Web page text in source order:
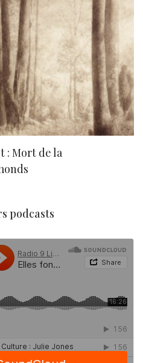
: Mort de la
podcasts